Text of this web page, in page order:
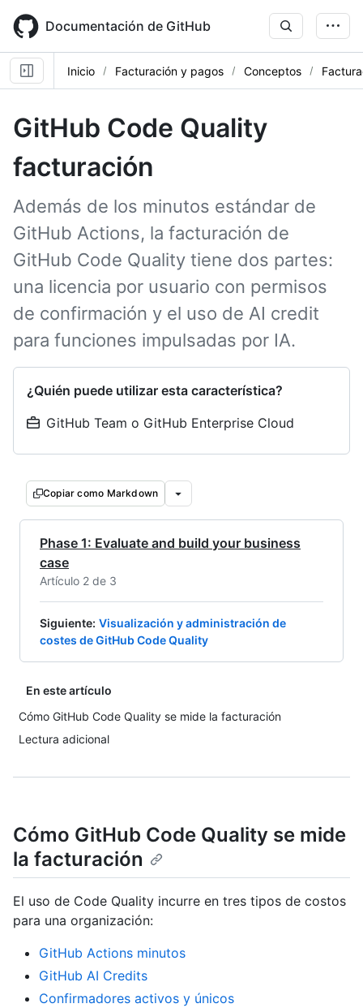
main
content
Documentación de GitHub
Inicio Facturación y pagos Conceptos
GitHub Code Quality
facturación
Además de los minutos estándar de
GitHub Actions, la facturación de
GitHub Code Quality tiene dos partes:
una licencia por usuario con permisos
de confirmación y el uso de AI credit
para funciones impulsadas por IA.
¿Quién puede utilizar esta característica?
GitHub Team o GitHub Enterprise Cloud
Copiar como Markdown
Phase 1: Evaluate and build your business
case
Artículo 2 de 3
Siguiente: Visualización y administración de
costes de GitHub Code Quality
En este artículo
Cómo GitHub Code Quality se mide la facturación
Lectura adicional
Cómo GitHub Code Quality se mide
la facturación
El uso de Code Quality incurre en tres tipos de costos
para una organización:
GitHub Actions minutos
GitHub AI Credits
Confirmadores activos y únicos